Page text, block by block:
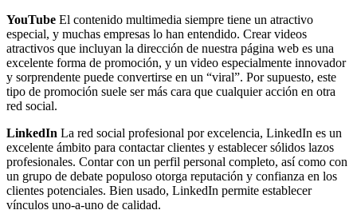
YouTube El contenido multimedia siempre tiene un atractivo
especial, y muchas empresas lo han entendido. Crear videos
atractivos que incluyan la dirección de nuestra página web es una
excelente forma de promoción, y un video especialmente innovador
y sorprendente puede convertirse en un “viral”. Por supuesto, este
tipo de promoción suele ser más cara que cualquier acción en otra
red social.
LinkedIn La red social profesional por excelencia, LinkedIn es un
excelente ámbito para contactar clientes y establecer sólidos lazos
profesionales. Contar con un perfil personal completo, así como con
un grupo de debate populoso otorga reputación y confianza en los
clientes potenciales. Bien usado, LinkedIn permite establecer
vínculos uno-a-uno de calidad.